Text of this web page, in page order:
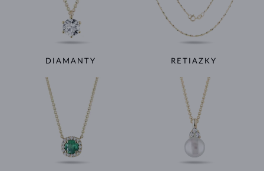
DIAMANTY RETIAZKY